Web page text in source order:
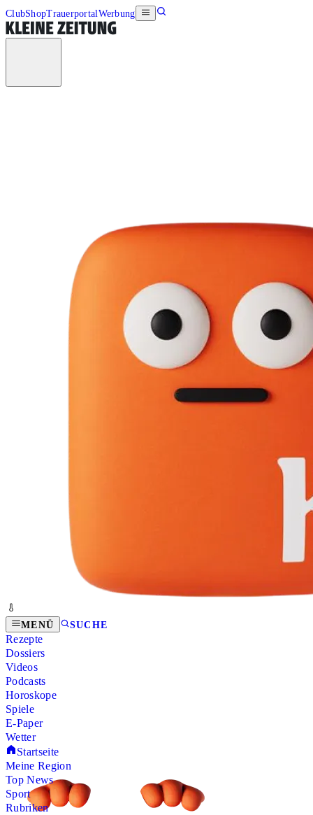
ClubShopTrauerportalWerbung
MENÜ SUCHE
Rezepte
Dossiers
Videos
Podcasts
Horoskope
Spiele
E-Paper
Wetter
Startseite
Meine Region
Top News
Sport
Rubriken